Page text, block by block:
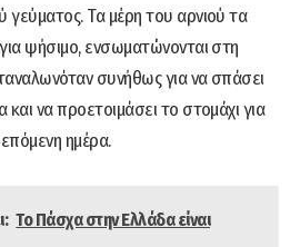
γεύματος. Τα μέρη του αρνιού τα
ψήσιμο, ενσωματώνονται στη
συνήθως για να σπάσει
να προετοιμάσει το στομάχι για
ημέρα.
Το Πάσχα στην Ελλάδα είναι